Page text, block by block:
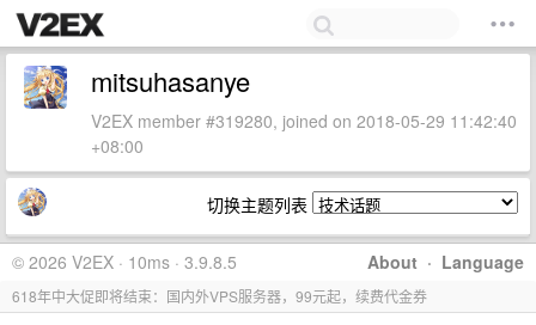
mitsuhasanye
V2EX member #319280, joined on 2018-05-29 11:42:40
+08:00
切换主题列表
About · Language
© 2026 V2EX · 10ms · 3.9.8.5
618年中大促即将结束：国内外VPS服务器，99元起，续费代金券